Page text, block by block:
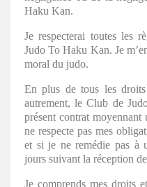
Haku Kan.
Je respecterai toutes les
Judo To Haku Kan. Je
moral du judo.
En plus de tous les
autrement, le Club de
présent contrat
ne respecte pas mes
et si je ne remédie pas à
jours suivant la réception
Je comprends mes droits